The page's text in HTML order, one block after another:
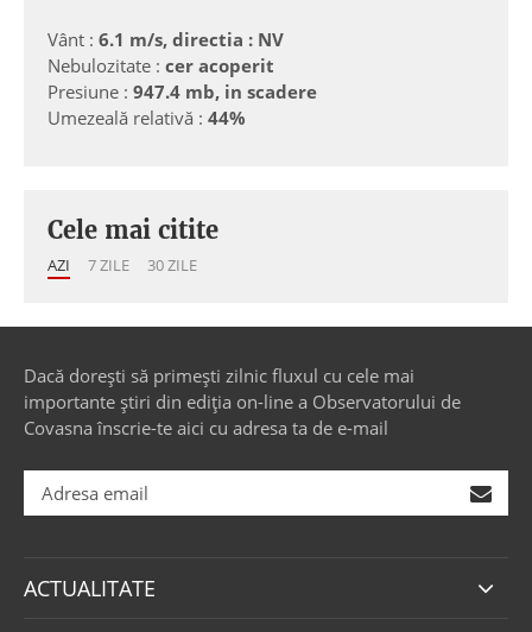
Vânt : 6.1 m/s, directia : NV
Nebulozitate : cer acoperit
Presiune : 947.4 mb, in scadere
Umezeală relativă : 44%
Cele mai citite
AZI 7 ZILE 30 ZILE
Dacă dorești să primești zilnic fluxul cu cele mai
importante știri din ediția on-line a Observatorului de
Covasna înscrie-te aici cu adresa ta de e-mail
ACTUALITATE